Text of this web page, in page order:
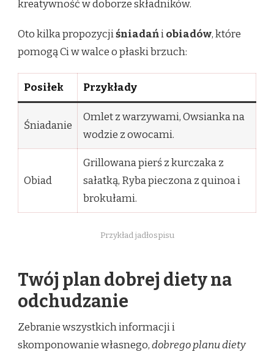
kreatywność w doborze składników.
Oto kilka propozycjiśniadańiobiadów, które
pomogą Ci w walce o płaski brzuch:
Posiłek Przykłady
Śniadanie
Omlet z warzywami, Owsianka na
wodzie z owocami.
Obiad
Grillowana pierś z kurczaka z
sałatką, Ryba pieczona z quinoa i
brokułami.
Przykład jadłospisu
Twój plan dobrej diety na
odchudzanie
Zebranie wszystkich informacji i
skomponowanie własnego,dobrego planu diety